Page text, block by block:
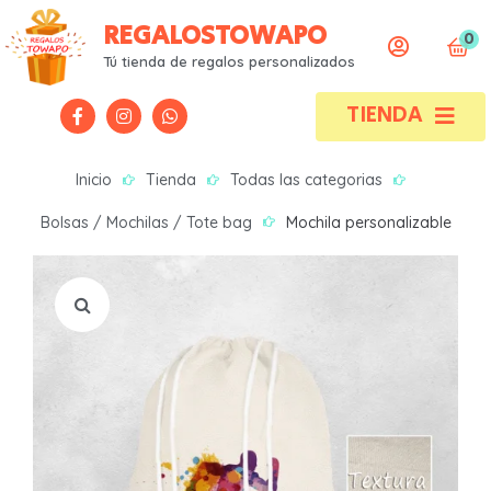
REGALOSTOWAPO
Tú tienda de regalos personalizados
TIENDA
0
Inicio Tienda Todas las categorias
Bolsas / Mochilas / Tote bag Mochila personalizable
Todas las categorías
Alfombrillas
Bebes
Bodas / Bautizos / Comuniones
Bolsas / Mochilas / Tote bag
Botellas
Portafotos
Todas las categorías
Alfombrillas
Bebes
Bodas / Bautizos / Comuniones
Bolsas / Mochilas / Tote bag
Botellas
Portafotos